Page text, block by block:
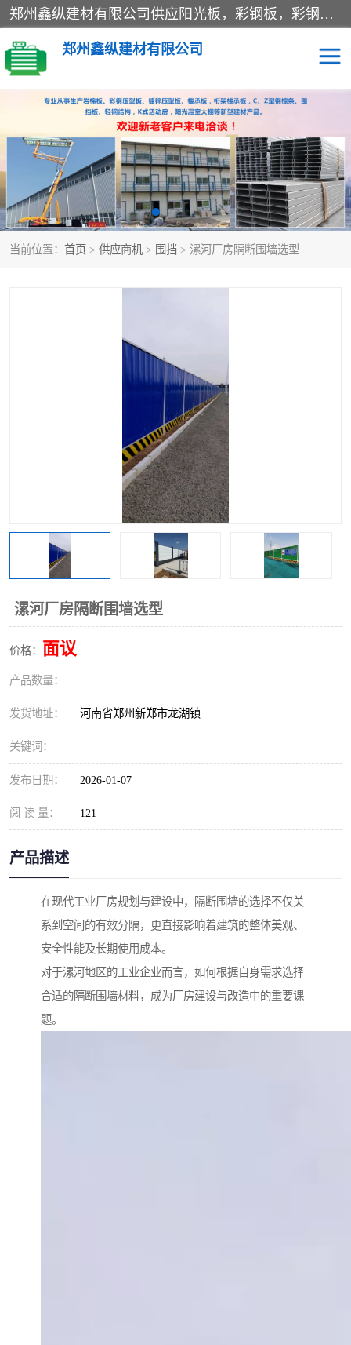
郑州鑫纵建材有限公司供应阳光板，彩钢板，彩钢钢构工程是一家集生产销售租赁安装于一体的企业，主要生产PC采光板，耐力板，仿古琉璃采光板，岩棉板、彩钢压型板、镀锌压型板、桁架楼承板，C、Z型钢檩条、围挡板、轻钢结构，阳光温室大棚等新型建材产品。公司旗下有多台移动式高空压瓦机租赁，承接全国各地业务，专业对外租赁各种型号压瓦机。
郑州鑫纵建材有限公司
当前位置： 首页 > 供应商机 > 围挡 > 漯河厂房隔断围墙选型
漯河厂房隔断围墙选型
价格： 面议
产品数量：
发货地址： 河南省郑州新郑市龙湖镇
关键词：
发布日期： 2026-01-07
阅 读 量： 121
产品描述
在现代工业厂房规划与建设中，隔断围墙的选择不仅关
系到空间的有效分隔，更直接影响着建筑的整体美观、
安全性能及长期使用成本。
对于漯河地区的工业企业而言，如何根据自身需求选择
合适的隔断围墙材料，成为厂房建设与改造中的重要课
题。
高空瓦机租赁 ASA合成树脂仿古瓦
CZ型钢 FRP采光板
PC多层板 PC耐力板
建筑围挡 楼层板
压型彩钢板
彩钢板
生产加工单板复合围挡 市